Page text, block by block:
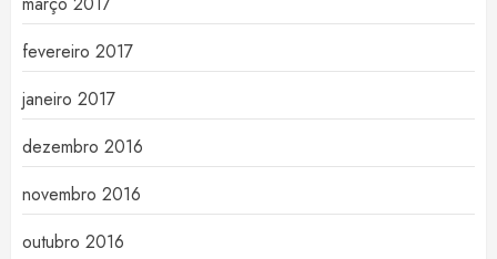
fevereiro 2017
janeiro 2017
dezembro 2016
novembro 2016
outubro 2016